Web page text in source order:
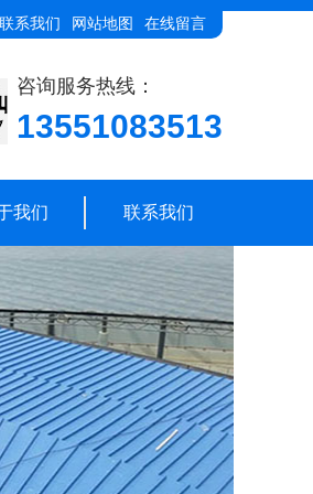
在线留言
网站地图
联系我们
咨询服务热线：
13551083513
我们 联系我们